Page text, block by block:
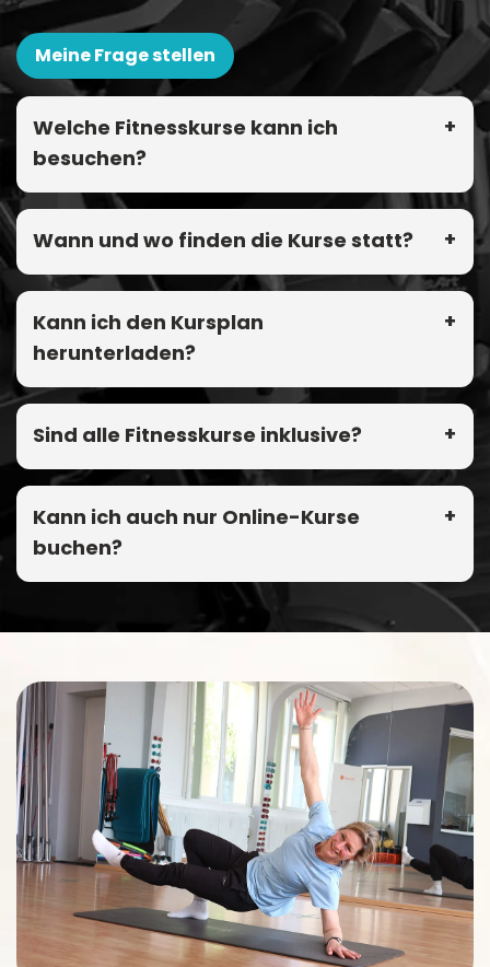
Meine Frage stellen
Welche Fitnesskurse kann ich
besuchen?
Wann und wo finden die Kurse statt?
Kann ich den Kursplan
herunterladen?
Sind alle Fitnesskurse inklusive?
Kann ich auch nur Online-Kurse
buchen?